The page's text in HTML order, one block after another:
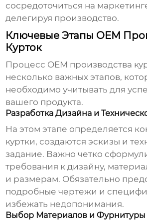
сосредоточиться на
делегируя производство.
Ключевые Этапы OEM
Курток
Процесс OEM производства
несколько важных этапов,
необходимо учитывать для
вашего продукта.
Разработка Дизайна и
На этом этапе определяется
куртки, создаются эскизы и
задание. Важно четко
требования к дизайну,
и размерам. Обязательно
подробные чертежи и
избежать недопонимания.
Выбор Материалов и Фурнитуры